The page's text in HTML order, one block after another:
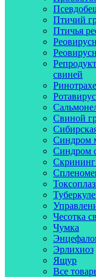
Птичий
Птичья
свиней
Свиной
Синдром
Синдром
Скрининг
Чесотка
Чумка
Эрлихиоз
Ящур
Все